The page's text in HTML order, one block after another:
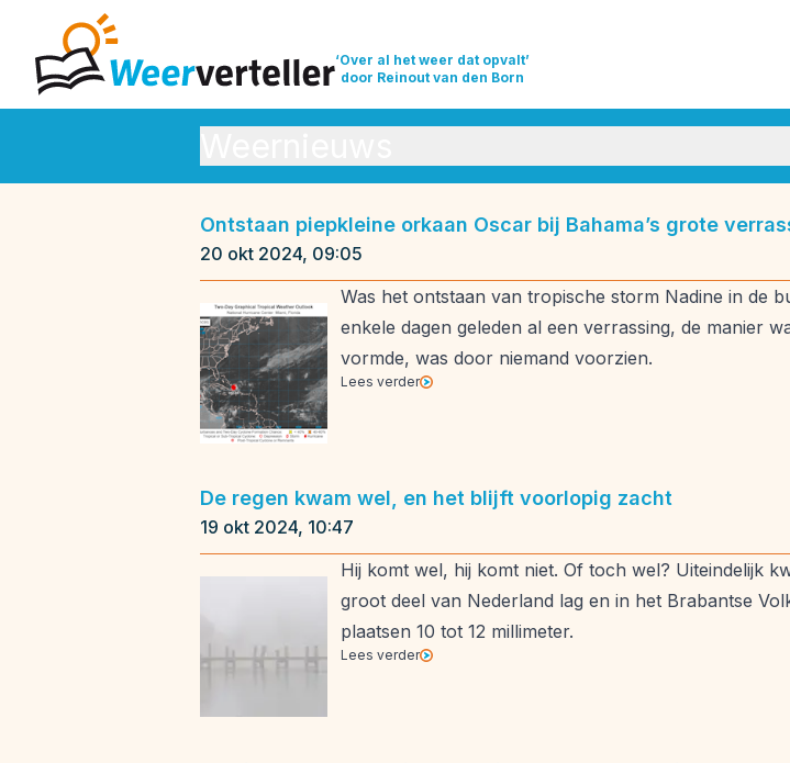
‘Over al het weer dat opvalt’
door Reinout van den Born
Weeroverzichten
Ontstaan piepkleine orkaan Oscar bij Bahama’s grote
20 okt 2024, 09:05
Was het ontstaan van tropische storm Nadine in de
enkele dagen geleden al een verrassing, de manier
vormde, was door niemand voorzien.
Lees verder
De regen kwam wel, en het blijft voorlopig zacht
19 okt 2024, 10:47
Hij komt wel, hij komt niet. Of toch wel? Uiteindelijk
groot deel van Nederland lag en in het Brabantse
plaatsen 10 tot 12 millimeter.
Lees verder